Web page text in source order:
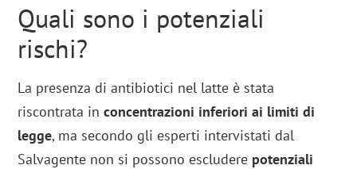
Quali sono i potenziali
rischi?
La presenza di antibiotici nel latte è stata
riscontrata inconcentrazioni inferiori ai limiti di
legge, ma secondo gli esperti intervistati dal
Salvagente non si possono escludere potenziali